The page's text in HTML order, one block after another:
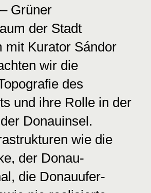
Grüner
der Stadt
mit Kurator Sándor
wir die
des
und ihre Rolle in der
Donauinsel.
wie die
der Donau-
die Donauufer-